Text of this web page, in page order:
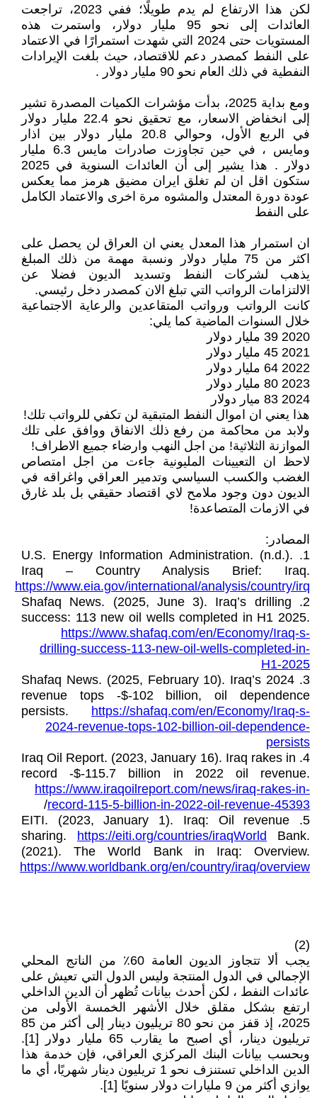
لكن هذا الارتفاع لم يدم طويلًا؛ ففي 2023، تراجعت
العائدات إلى نحو 95 مليار دولار، واستمرت هذه
المستويات حتى 2024 التي شهدت استمرارًا في الاعتماد
على النفط كمصدر دعم للاقتصاد، حيث بلغت الإيرادات
النفطية في ذلك العام نحو 90 مليار دولار .
ومع بداية 2025، بدأت مؤشرات الكميات المصدرة تشير
إلى انخفاض الاسعار، مع تحقيق نحو 22.4 مليار دولار
في الربع الأول، وحوالي 20.8 مليار دولار بين اذار
ومايس ، في حين تجاوزت صادرات مايس 6.3 مليار
دولار . هذا يشير إلى أن العائدات السنوية في 2025
ستكون اقل ان لم تغلق ايران مضيق هرمز مما يعكس
عودة دورة المعتدل والمشوه مرة اخرى والاعتماد الكامل
على النفط
ان استمرار هذا المعدل يعني ان العراق لن يحصل على
اكثر من 75 مليار دولار ونسبة مهمة من ذلك المبلغ
يذهب لشركات النفط وتسديد الديون فضلا عن
الالتزامات الرواتب التي تبلغ الان كمصدر دخل رئيسي.
كانت الرواتب ورواتب المتقاعدين والرعاية الاجتماعية
خلال السنوات الماضية كما يلي:
2020 39 مليار دولار
2021 45 مليار دولار
2022 64 مليار دولار
2023 80 مليار دولار
2024 83 ميار دولار
هذا يعني ان اموال النفط المتبقية لن تكفي للرواتب تلك!
ولابد من محاكمة من رفع ذلك الانفاق ووافق على تلك
الموازنة الثلاثية! من اجل النهب وارضاء جميع الاطراف!
لاحظ ان التعيينات المليونية جاءت من اجل امتصاص
الغضب والكسب السياسي وتدمير العراقي واغراقه في
الديون دون وجود ملامح لاي اقتصاد حقيقي بل بلد غارق
في الازمات المتصاعدة!
المصادر:
1. U.S. Energy Information Administration. (n.d.).
Iraq – Country Analysis Brief: Iraq.
https://www.eia.gov/international/analysis/country/irq
2. Shafaq News. (2025, June 3). Iraq’s drilling
success: 113 new oil wells completed in H1 2025.
https://www.shafaq.com/en/Economy/Iraq-s-
drilling-success-113-new-oil-wells-completed-in-
H1-2025
3. Shafaq News. (2025, February 10). Iraq’s 2024
revenue tops -$-102 billion, oil dependence
persists. https://shafaq.com/en/Economy/Iraq-s-
2024-revenue-tops-102-billion-oil-dependence-
persists
4. Iraq Oil Report. (2023, January 16). Iraq rakes in
record -$-115.7 billion in 2022 oil revenue.
https://www.iraqoilreport.com/news/iraq-rakes-in-
record-115-5-billion-in-2022-oil-revenue-45393
/
5. EITI. (2023, January 1). Iraq: Oil revenue
sharing. https://eiti.org/countries/iraqWorld Bank.
(2021). The World Bank in Iraq: Overview.
https://www.worldbank.org/en/country/iraq/overview
(2)
يجب ألا تتجاوز الديون العامة 60٪ من الناتج المحلي
الإجمالي في الدول المنتجة وليس الدول التي تعيش على
عائدات النفط ، لكن أحدث بيانات تُظهر أن الدين الداخلي
ارتفع بشكل مقلق خلال الأشهر الخمسة الأولى من
2025، إذ قفز من نحو 80 تريليون دينار إلى أكثر من 85
تريليون دينار، أي اصبح ما يقارب 65 مليار دولار [1].
وبحسب بيانات البنك المركزي العراقي، فإن خدمة هذا
الدين الداخلي تستنزف نحو 1 تريليون دينار شهريًا، أي ما
يوازي أكثر من 9 مليارات دولار سنويًا [1].